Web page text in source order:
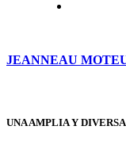
JEANNEAU
UNA AMPLIA Y